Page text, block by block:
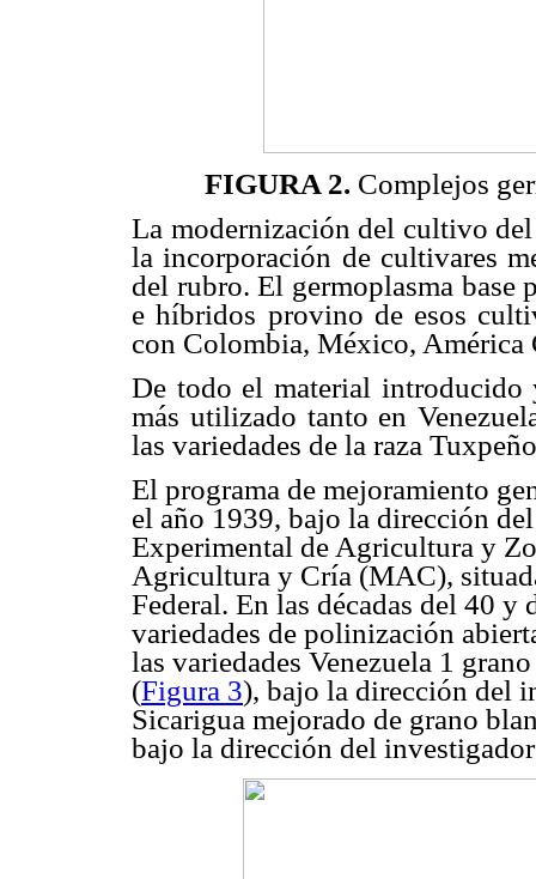
FIGURA 2. Complejos
La modernización del cultivo
la incorporación de cultivares
del rubro. El germoplasma base
e híbridos provino de esos
con Colombia, México, América
De todo el material introducido
más utilizado tanto en
las variedades de la raza
El programa de mejoramiento
el año 1939, bajo la dirección
Experimental de Agricultura y
Agricultura y Cría (MAC),
Federal. En las décadas del 40 y
variedades de polinización
las variedades Venezuela 1
(Figura 3), bajo la dirección del
Sicarigua mejorado de grano
bajo la dirección del